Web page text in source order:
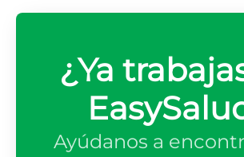
¿Ya
Ayúdanos a